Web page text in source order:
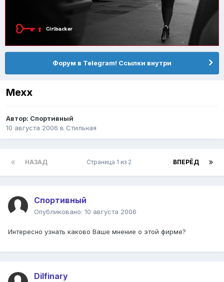
Форум в Telegram! Ссылки внутри
Mexx
Автор: Спортивный
10 августа 2006 в Стильная
НАЗАД ВПЕРЁД
Страница 1 из 2
Спортивный
Опубликовано: 10 августа 2006
Интересно узнать каково Ваше мнение о этой фирме?
Dilfinary